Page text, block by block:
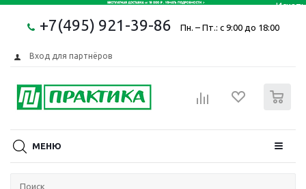
+7(495) 921-39-86 Пн. – Пт.: с 9:00 до 18:00
Вход для партнёров
МЕНЮ